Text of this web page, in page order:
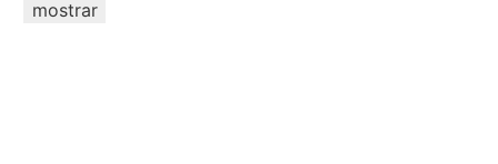
mostrar